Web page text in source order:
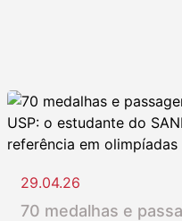
29.04.26
70 medalhas e